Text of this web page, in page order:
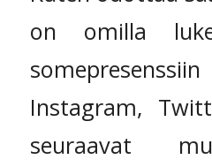
on omilla
Instagram,
seuraavat